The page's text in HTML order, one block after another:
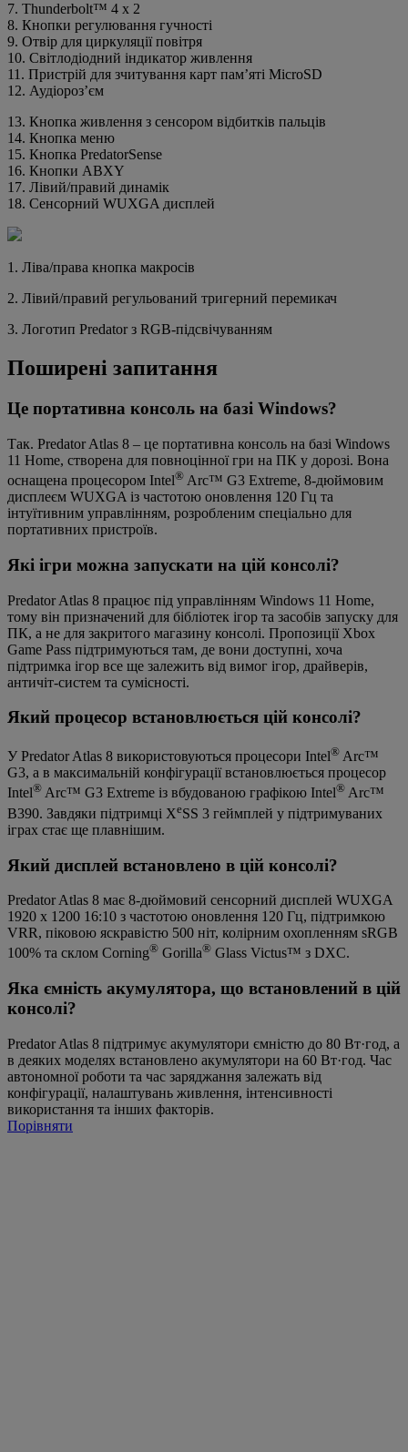
7. Thunderbolt™ 4 x 2
8. Кнопки регулювання гучності
9. Отвір для циркуляції повітря
10. Світлодіодний індикатор живлення
11. Пристрій для зчитування карт пам’яті MicroSD
12. Аудіороз’єм
13. Кнопка живлення з сенсором відбитків пальців
14. Кнопка меню
15. Кнопка PredatorSense
16. Кнопки ABXY
17. Лівий/правий динамік
18. Сенсорний WUXGA дисплей
1. Ліва/права кнопка макросів
2. Лівий/правий регульований тригерний перемикач
3. Логотип Predator з RGB-підсвічуванням
Поширені запитання
Це портативна консоль на базі Windows?
Так. Predator Atlas 8 – це портативна консоль на базі Windows
11 Home, створена для повноцінної гри на ПК у дорозі. Вона
оснащена процесором Intel® Arc™ G3 Extreme, 8-дюймовим
дисплеєм WUXGA із частотою оновлення 120 Гц та
інтуїтивним управлінням, розробленим спеціально для
портативних пристроїв.
Які ігри можна запускати на цій консолі?
Predator Atlas 8 працює під управлінням Windows 11 Home,
тому він призначений для бібліотек ігор та засобів запуску для
ПК, а не для закритого магазину консолі. Пропозиції Xbox
Game Pass підтримуються там, де вони доступні, хоча
підтримка ігор все ще залежить від вимог ігор, драйверів,
античіт-систем та сумісності.
Який процесор встановлюється цій консолі?
У Predator Atlas 8 використовуються процесори Intel® Arc™
G3, а в максимальній конфігурації встановлюється процесор
Intel® Arc™ G3 Extreme із вбудованою графікою Intel® Arc™
B390. Завдяки підтримці XeSS 3 геймплей у підтримуваних
іграх стає ще плавнішим.
Який дисплей встановлено в цій консолі?
Predator Atlas 8 має 8-дюймовий сенсорний дисплей WUXGA
1920 x 1200 16:10 з частотою оновлення 120 Гц, підтримкою
VRR, піковою яскравістю 500 ніт, колірним охопленням sRGB
100% та склом Corning® Gorilla® Glass Victus™ з DXC.
Яка ємність акумулятора, що встановлений в цій
консолі?
Predator Atlas 8 підтримує акумулятори ємністю до 80 Вт·год, а
в деяких моделях встановлено акумулятори на 60 Вт·год. Час
автономної роботи та час заряджання залежать від
конфігурації, налаштувань живлення, інтенсивності
використання та інших факторів.
Порівняти